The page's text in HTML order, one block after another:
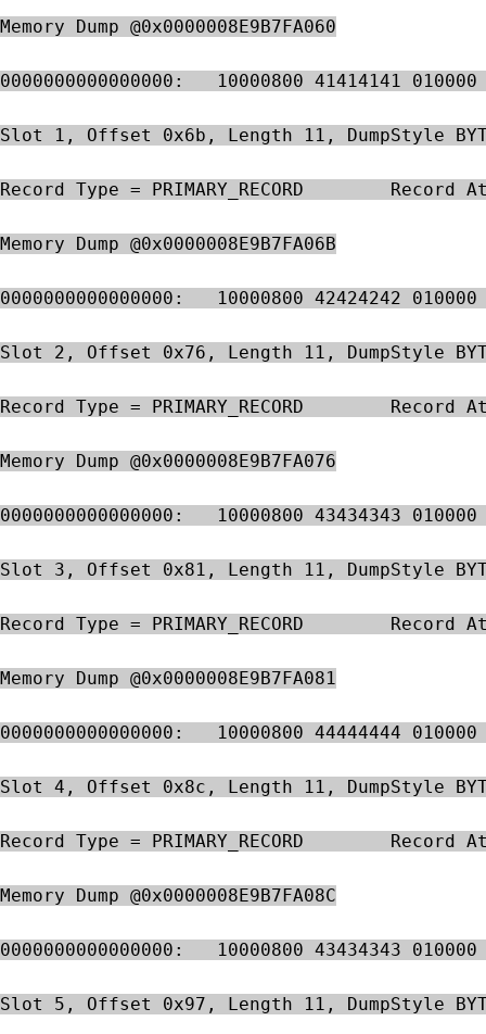
Memory Dump @0x0000008E9B7FA060
0000000000000000:   10000800
Slot 1, Offset 0x6b, Length 11, DumpStyle
Record Type = PRIMARY_RECORD
Memory Dump @0x0000008E9B7FA06B
0000000000000000:   10000800
Slot 2, Offset 0x76, Length 11, DumpStyle
Record Type = PRIMARY_RECORD
Memory Dump @0x0000008E9B7FA076
0000000000000000:   10000800
Slot 3, Offset 0x81, Length 11, DumpStyle
Record Type = PRIMARY_RECORD
Memory Dump @0x0000008E9B7FA081
0000000000000000:   10000800
Slot 4, Offset 0x8c, Length 11, DumpStyle
Record Type = PRIMARY_RECORD
Memory Dump @0x0000008E9B7FA08C
0000000000000000:   10000800
Slot 5, Offset 0x97, Length 11, DumpStyle